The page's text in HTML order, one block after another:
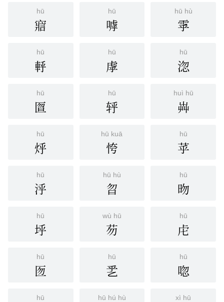
hū
寣
hū
嘑
hū hù
雽
hū
軤
hū
虖
hū
淴
hū
匫
hū
轷
huì hū
芔
hū
烀
hū kuā
恗
hū
苸
hū
泘
hū hù
曶
hū
昒
hū
垀
wù hū
芴
hū
虍
hū
匢
hū
乯
hū
唿
hū hū hú hù xì hū